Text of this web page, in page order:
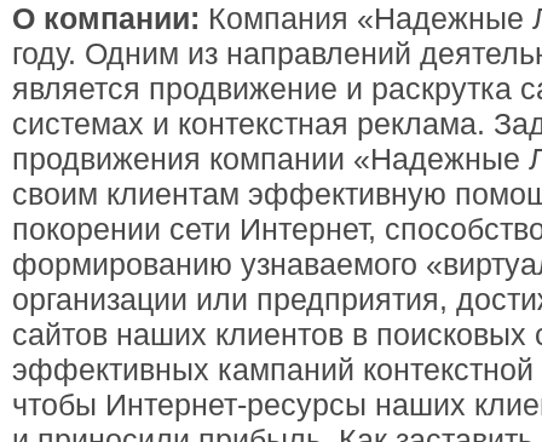
О компании: Компания «Надежные
году. Одним из направлений
является продвижение и раскрутка
системах и контекстная реклама.
продвижения компании «Надежные
своим клиентам эффективную
покорении сети Интернет,
формированию узнаваемого
организации или предприятия,
сайтов наших клиентов в поисковых
эффективных кампаний
чтобы Интернет-ресурсы наших